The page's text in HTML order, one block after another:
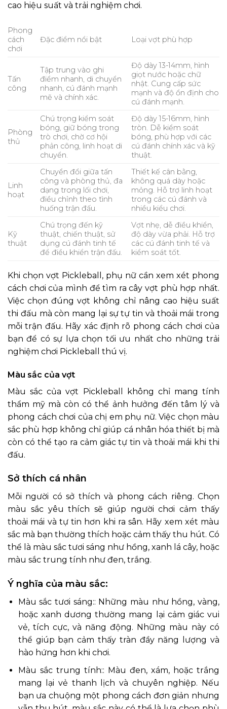
cao hiệu suất và trải nghiệm chơi.
Phong
cách
chơi
Đặc điểm nổi bật Loại vợt phù hợp
Tấn
công
Tập trung vào ghi
điểm nhanh, di chuyển
nhanh, cú đánh mạnh
mẽ và chính xác.
Độ dày 13-14mm, hình
giọt nước hoặc chữ
nhật. Cung cấp sức
mạnh và độ ổn định cho
cú đánh mạnh.
Phòng
thủ
Chú trọng kiểm soát
bóng, giữ bóng trong
trò chơi, chờ cơ hội
phản công, linh hoạt di
chuyển.
Độ dày 15-16mm, hình
tròn. Dễ kiểm soát
bóng, phù hợp với các
cú đánh chính xác và kỹ
thuật.
Linh
hoạt
Chuyển đổi giữa tấn
công và phòng thủ, đa
dạng trong lối chơi,
điều chỉnh theo tình
huống trận đấu.
Thiết kế cân bằng,
không quá dày hoặc
mỏng. Hỗ trợ linh hoạt
trong các cú đánh và
nhiều kiểu chơi.
Kỹ
thuật
Chú trọng đến kỹ
thuật, chiến thuật, sử
dụng cú đánh tinh tế
để điều khiển trận đấu.
Vợt nhẹ, dễ điều khiển,
độ dày vừa phải. Hỗ trợ
các cú đánh tinh tế và
kiểm soát tốt.
Khi chọn vợt Pickleball, phụ nữ cần xem xét phong
cách chơi của mình để tìm ra cây vợt phù hợp nhất.
Việc chọn đúng vợt không chỉ nâng cao hiệu suất
thi đấu mà còn mang lại sự tự tin và thoải mái trong
mỗi trận đấu. Hãy xác định rõ phong cách chơi của
bạn để có sự lựa chọn tối ưu nhất cho những trải
nghiệm chơi Pickleball thú vị.
Màu sắc của vợt
Màu sắc của vợt Pickleball không chỉ mang tính
thẩm mỹ mà còn có thể ảnh hưởng đến tâm lý và
phong cách chơi của chị em phụ nữ. Việc chọn màu
sắc phù hợp không chỉ giúp cá nhân hóa thiết bị mà
còn có thể tạo ra cảm giác tự tin và thoải mái khi thi
đấu.
Sở thích cá nhân
Mỗi người có sở thích và phong cách riêng. Chọn
màu sắc yêu thích sẽ giúp người chơi cảm thấy
thoải mái và tự tin hơn khi ra sân. Hãy xem xét màu
sắc mà bạn thường thích hoặc cảm thấy thu hút. Có
thể là màu sắc tươi sáng như hồng, xanh lá cây, hoặc
màu sắc trung tính như đen, trắng.
Ý nghĩa của màu sắc:
Màu sắc tươi sáng:: Những màu như hồng, vàng,
hoặc xanh dương thường mang lại cảm giác vui
vẻ, tích cực, và năng động. Những màu này có
thể giúp bạn cảm thấy tràn đầy năng lượng và
hào hứng hơn khi chơi.
Màu sắc trung tính:: Màu đen, xám, hoặc trắng
mang lại vẻ thanh lịch và chuyên nghiệp. Nếu
bạn ưa chuộng một phong cách đơn giản nhưng